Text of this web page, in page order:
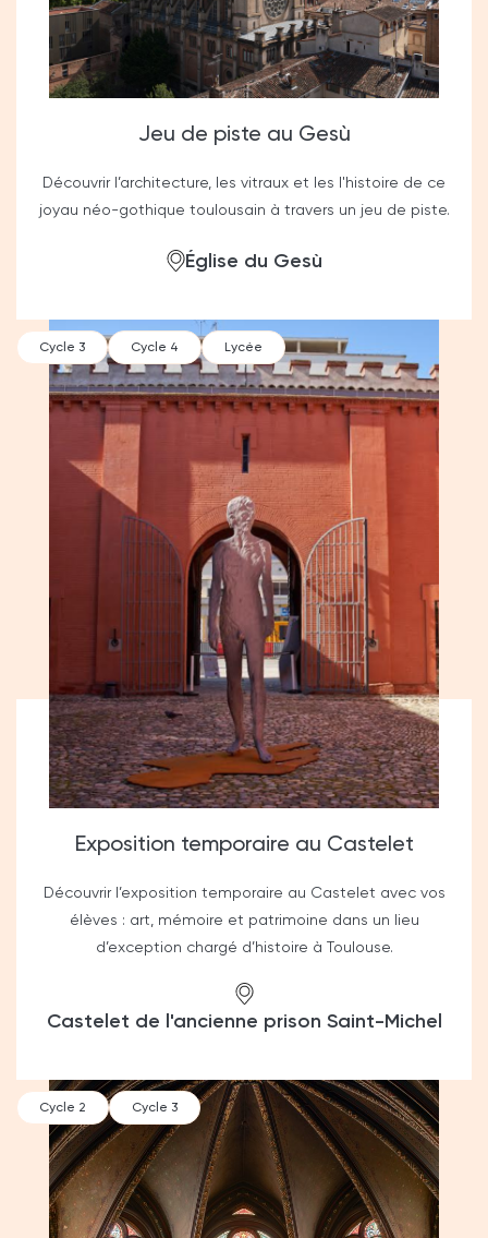
Jeu de piste au Gesù
Découvrir l’architecture, les vitraux et les l'histoire de ce
joyau néo-gothique toulousain à travers un jeu de piste.
Église du Gesù
Cycle 3 Cycle 4 Lycée
Exposition temporaire au Castelet
Découvrir l’exposition temporaire au Castelet avec vos
élèves : art, mémoire et patrimoine dans un lieu
d’exception chargé d’histoire à Toulouse.
Castelet de l'ancienne prison Saint-Michel
Cycle 2 Cycle 3